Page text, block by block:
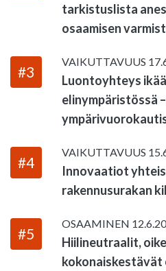
tarkistuslista
osaamisen
#3
VAIKUTTAVUUS
Luontoyhteys
elinympäristössä
#4
VAIKUTTAVUUS
Innovaatiot
rakennusurakan
#5
OSAAMINEN
Hiilineutraalit,